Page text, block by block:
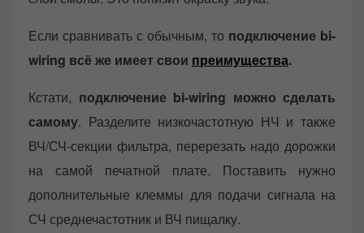
Если сравнивать с обычным, то подключение bi-
wiring всё же имеет свои преимущества.
Кстати, подключение bi-wiring можно сделать
самому. Разделите низкочастотную НЧ и также
ВЧ/СЧ-секции фильтра, перерезать надо дорожки
на самой печатной плате. Поставить нужно
дополнительные клеммы для подачи сигнала на
СЧ среднечастотник и ВЧ пищалку.